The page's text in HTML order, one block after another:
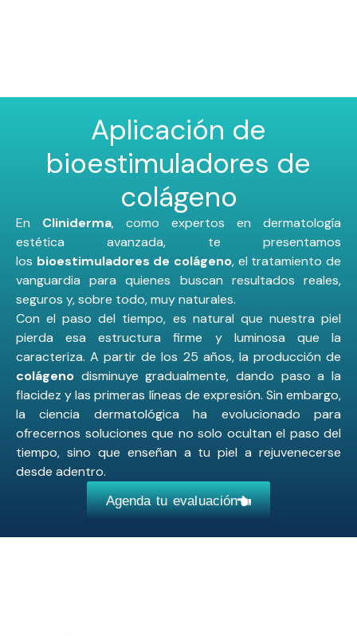
Aplicación de
bioestimuladores de
colágeno
En Cliniderma, como expertos en dermatología
estética avanzada, te presentamos
los bioestimuladores de colágeno, el tratamiento de
vanguardia para quienes buscan resultados reales,
seguros y, sobre todo, muy naturales.
Con el paso del tiempo, es natural que nuestra piel
pierda esa estructura firme y luminosa que la
caracteriza. A partir de los 25 años, la producción de
colágeno disminuye gradualmente, dando paso a la
flacidez y las primeras líneas de expresión. Sin embargo,
la ciencia dermatológica ha evolucionado para
ofrecernos soluciones que no solo ocultan el paso del
tiempo, sino que enseñan a tu piel a rejuvenecerse
desde adentro.
Agenda tu evaluación